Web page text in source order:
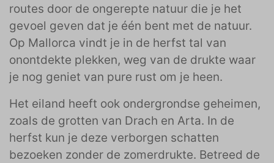
routes door de ongerepte natuur die je het
gevoel geven dat je één bent met de natuur.
Op Mallorca vindt je in de herfst tal van
onontdekte plekken, weg van de drukte waar
je nog geniet van pure rust om je heen.
Het eiland heeft ook ondergrondse geheimen,
zoals de grotten van Drach en Arta. In de
herfst kun je deze verborgen schatten
bezoeken zonder de zomerdrukte. Betreed de